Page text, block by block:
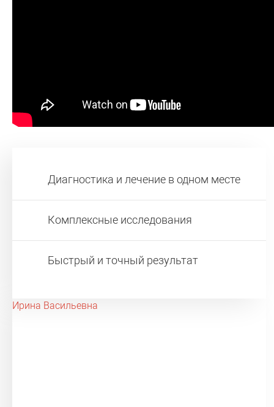
Диагностика и лечение в одном месте
Комплексные исследования
Быстрый и точный результат